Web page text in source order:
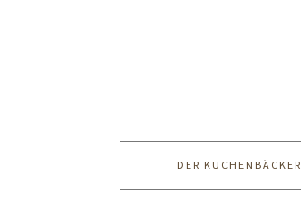
DER KUCHENBÄCKER